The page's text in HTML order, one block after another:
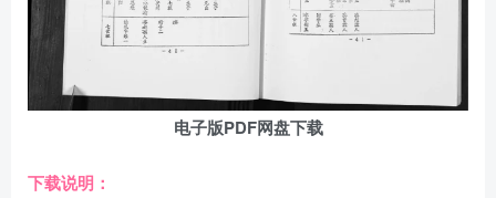
电子版PDF网盘下载
下载说明：